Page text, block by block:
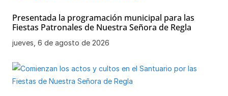
Presentada la programación municipal para las
Fiestas Patronales de Nuestra Señora de Regla
jueves, 6 de agosto de 2026